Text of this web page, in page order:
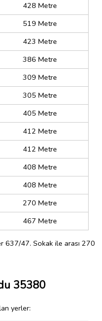
428 Metre
519 Metre
423 Metre
386 Metre
309 Metre
305 Metre
405 Metre
412 Metre
412 Metre
408 Metre
408 Metre
270 Metre
467 Metre
637/47. Sokak ile arası 270
35380
yerler: